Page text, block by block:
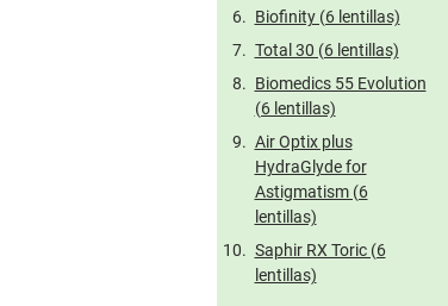
Biofinity (6 lentillas)
Total 30 (6 lentillas)
Biomedics 55 Evolution
(6 lentillas)
Air Optix plus
HydraGlyde for
Astigmatism (6
lentillas)
Saphir RX Toric (6
lentillas)